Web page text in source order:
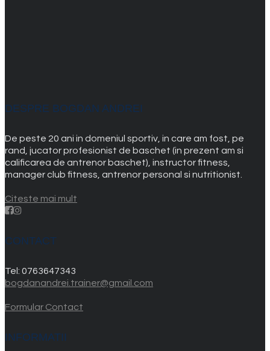
DESPRE BOGDAN ANDREI
De peste 20 ani in domeniul sportiv, in care am fost, pe
rand, jucator profesionist de baschet (in prezent am si
calificarea de antrenor baschet), instructor fitness,
manager club fitness, antrenor personal si nutritionist.
Citeste mai mult
CONTACT
Tel: 0763647343
bogdanandrei.trainer@gmail.com
Formular Contact
INFORMATII